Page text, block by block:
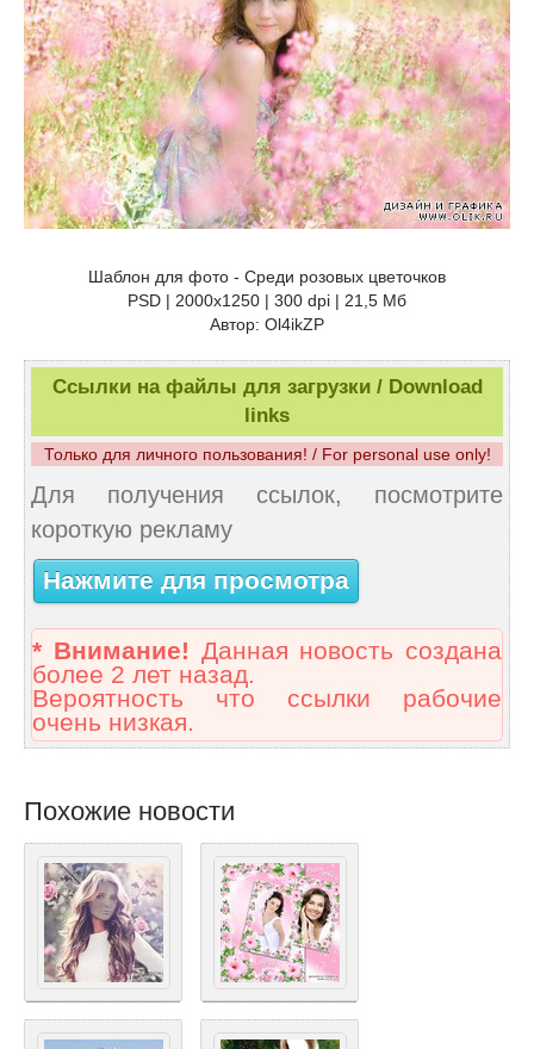
Шаблон для фото - Среди розовых цветочков
PSD | 2000x1250 | 300 dpi | 21,5 Мб
Автор: Ol4ikZP
Ссылки на файлы для загрузки / Download
links
Только для личного пользования! / For personal use only!
Для получения ссылок, посмотрите
короткую рекламу
Нажмите для просмотра
* Внимание! Данная новость создана
более 2 лет назад.
Вероятность что ссылки рабочие
очень низкая.
Похожие новости